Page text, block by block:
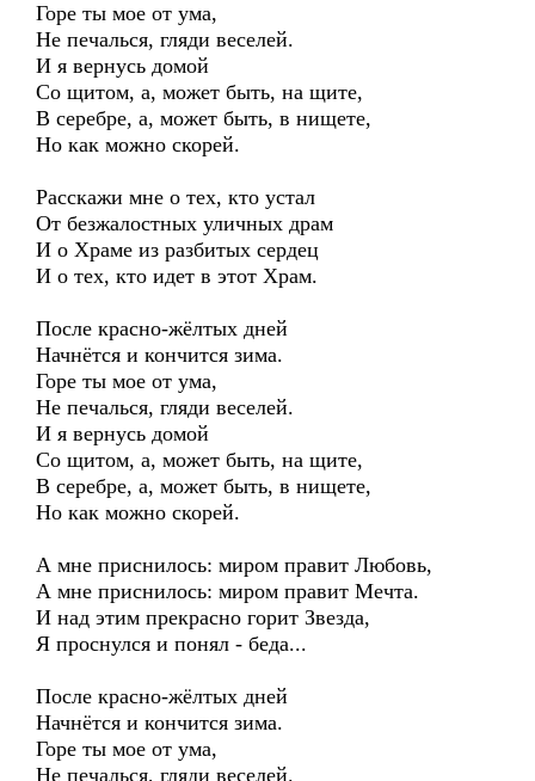
Горе ты мое от ума,
Не печалься, гляди веселей.
И я вернусь домой
Со щитом, а, может быть, на щите,
В серебре, а, может быть, в нищете,
Но как можно скорей.
Расскажи мне о тех, кто устал
От безжалостных уличных драм
И о Храме из разбитых сердец
И о тех, кто идет в этот Храм.
После красно-жёлтых дней
Начнётся и кончится зима.
Горе ты мое от ума,
Не печалься, гляди веселей.
И я вернусь домой
Со щитом, а, может быть, на щите,
В серебре, а, может быть, в нищете,
Но как можно скорей.
А мне приснилось: миром правит Любовь,
А мне приснилось: миром правит Мечта.
И над этим прекрасно горит Звезда,
Я проснулся и понял - беда...
После красно-жёлтых дней
Начнётся и кончится зима.
Горе ты мое от ума,
Не печалься, гляди веселей.